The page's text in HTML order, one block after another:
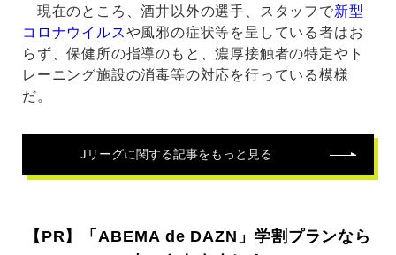
現在のところ、酒井以外の選手、スタッフで新型
コロナウイルスや風邪の症状等を呈している者はお
らず、保健所の指導のもと、濃厚接触者の特定やト
レーニング施設の消毒等の対応を行っている模様
だ。
Jリーグに関する記事をもっと見る
【PR】「ABEMA de DAZN」学割プランなら